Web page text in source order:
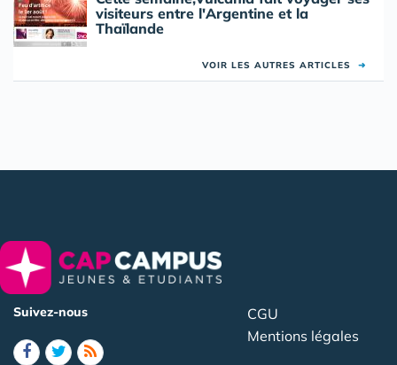
visiteurs entre l'Argentine et la
Thaïlande
VOIR LES AUTRES ARTICLES ➜
Suivez-nous
CGU
Mentions légales